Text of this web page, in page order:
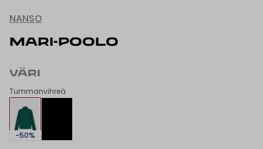
NANSO
MARI-POOLO
VÄRI
Tummanvihreä
-50%